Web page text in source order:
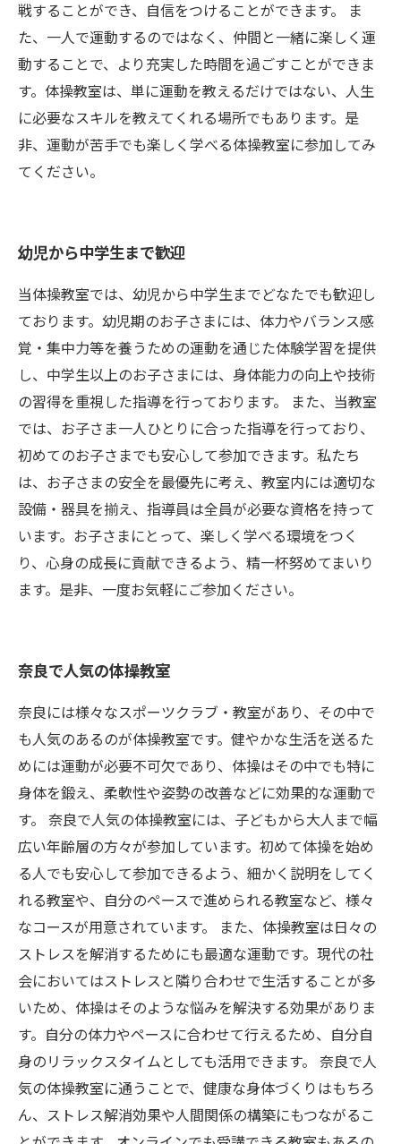
戦することができ、自信をつけることができます。 ま
た、一人で運動するのではなく、仲間と一緒に楽しく運
動することで、より充実した時間を過ごすことができま
す。体操教室は、単に運動を教えるだけではない、人生
に必要なスキルを教えてくれる場所でもあります。是
非、運動が苦手でも楽しく学べる体操教室に参加してみ
てください。
幼児から中学生まで歓迎
当体操教室では、幼児から中学生までどなたでも歓迎し
ております。幼児期のお子さまには、体力やバランス感
覚・集中力等を養うための運動を通じた体験学習を提供
し、中学生以上のお子さまには、身体能力の向上や技術
の習得を重視した指導を行っております。 また、当教室
では、お子さま一人ひとりに合った指導を行っており、
初めてのお子さまでも安心して参加できます。私たち
は、お子さまの安全を最優先に考え、教室内には適切な
設備・器具を揃え、指導員は全員が必要な資格を持って
います。お子さまにとって、楽しく学べる環境をつく
り、心身の成長に貢献できるよう、精一杯努めてまいり
ます。是非、一度お気軽にご参加ください。
奈良で人気の体操教室
奈良には様々なスポーツクラブ・教室があり、その中で
も人気のあるのが体操教室です。健やかな生活を送るた
めには運動が必要不可欠であり、体操はその中でも特に
身体を鍛え、柔軟性や姿勢の改善などに効果的な運動で
す。 奈良で人気の体操教室には、子どもから大人まで幅
広い年齢層の方々が参加しています。初めて体操を始め
る人でも安心して参加できるよう、細かく説明をしてく
れる教室や、自分のペースで進められる教室など、様々
なコースが用意されています。 また、体操教室は日々の
ストレスを解消するためにも最適な運動です。現代の社
会においてはストレスと隣り合わせで生活することが多
いため、体操はそのような悩みを解決する効果がありま
す。自分の体力やペースに合わせて行えるため、自分自
身のリラックスタイムとしても活用できます。 奈良で人
気の体操教室に通うことで、健康な身体づくりはもちろ
ん、ストレス解消効果や人間関係の構築にもつながるこ